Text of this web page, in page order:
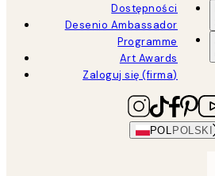
Dostępności
Desenio Ambassador
Programme
Art Awards
Zaloguj się (firma)
POL POLSKI